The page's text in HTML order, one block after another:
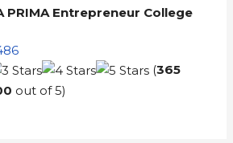
PRIMA Entrepreneur College
(365
out of 5)